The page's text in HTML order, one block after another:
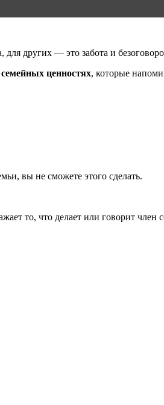
других — это забота и
ценностях, которые
вы не сможете этого сделать.
то, что делает или говорит член